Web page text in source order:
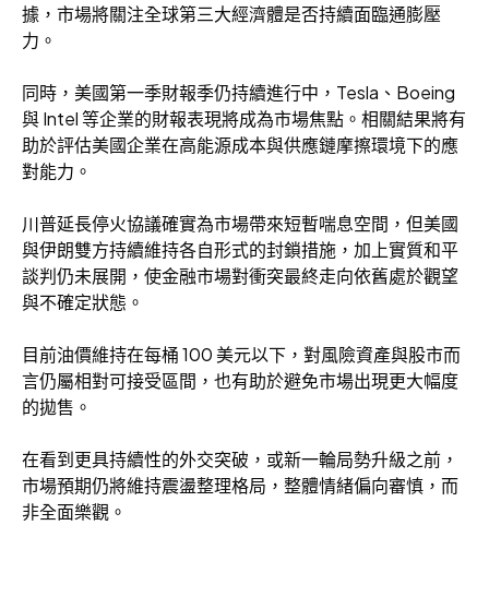
據，市場將關注全球第三大經濟體是否持續面臨通膨壓
力。
同時，美國第一季財報季仍持續進行中，Tesla、Boeing
與 Intel 等企業的財報表現將成為市場焦點。相關結果將有
助於評估美國企業在高能源成本與供應鏈摩擦環境下的應
對能力。
川普延長停火協議確實為市場帶來短暫喘息空間，但美國
與伊朗雙方持續維持各自形式的封鎖措施，加上實質和平
談判仍未展開，使金融市場對衝突最終走向依舊處於觀望
與不確定狀態。
目前油價維持在每桶 100 美元以下，對風險資產與股市而
言仍屬相對可接受區間，也有助於避免市場出現更大幅度
的拋售。
在看到更具持續性的外交突破，或新一輪局勢升級之前，
市場預期仍將維持震盪整理格局，整體情緒偏向審慎，而
非全面樂觀。